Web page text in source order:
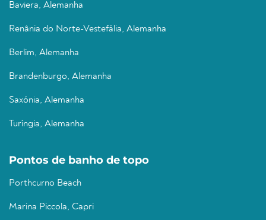
Baviera, Alemanha
Renânia do Norte-Vestefália, Alemanha
Berlim, Alemanha
Brandenburgo, Alemanha
Saxónia, Alemanha
Turíngia, Alemanha
Pontos de banho de topo
Porthcurno Beach
Marina Piccola, Capri